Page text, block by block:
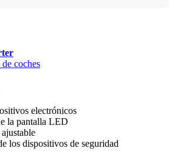
coches
electrónicos
la pantalla LED
los dispositivos de seguridad